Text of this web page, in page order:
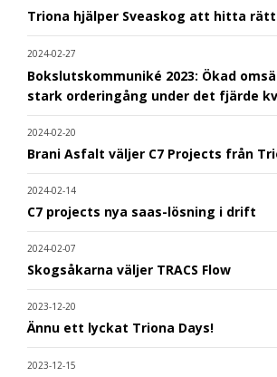
Triona hjälper Sveaskog att hitta
2024-02-27
Bokslutskommuniké 2023: Ökad
stark orderingång under det fjärde
2024-02-20
Brani Asfalt väljer C7 Projects från
2024-02-14
C7 projects nya saas-lösning i drift
2024-02-07
Skogsåkarna väljer TRACS Flow
2023-12-20
Ännu ett lyckat Triona Days!
2023-12-15